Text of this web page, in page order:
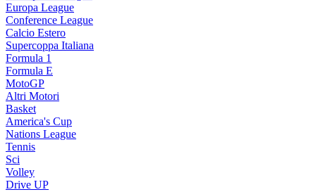
Europa League
Conference League
Calcio Estero
Supercoppa Italiana
Formula 1
Formula E
MotoGP
Altri Motori
Basket
America's Cup
Nations League
Tennis
Sci
Volley
Drive UP